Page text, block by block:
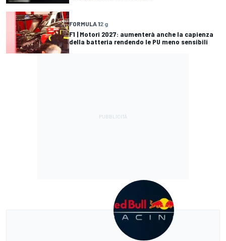
FORMULA 12 g
F1 | Motori 2027: aumenterà anche la capienza
della batteria rendendo le PU meno sensibili